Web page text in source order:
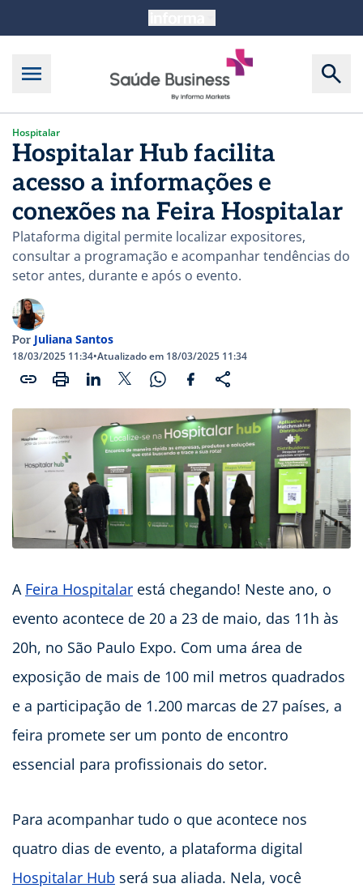
Hospitalar
Hospitalar Hub facilita
acesso a informações e
conexões na Feira Hospitalar
Plataforma digital permite localizar expositores,
consultar a programação e acompanhar tendências do
setor antes, durante e após o evento.
Por Juliana Santos
18/03/2025 11:34•Atualizado em 18/03/2025 11:34
A Feira Hospitalar está chegando! Neste ano, o
evento acontece de 20 a 23 de maio, das 11h às
20h, no São Paulo Expo. Com uma área de
exposição de mais de 100 mil metros quadrados
e a participação de 1.200 marcas de 27 países, a
feira promete ser um ponto de encontro
essencial para profissionais do setor.
Para acompanhar tudo o que acontece nos
quatro dias de evento, a plataforma digital
Hospitalar Hub será sua aliada. Nela, você